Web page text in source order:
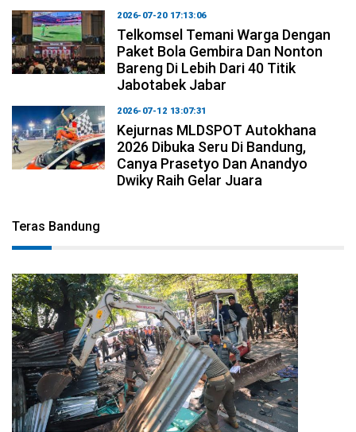
2026-07-20 17:13:06
Telkomsel Temani Warga Dengan
Paket Bola Gembira Dan Nonton
Bareng Di Lebih Dari 40 Titik
Jabotabek Jabar
2026-07-12 13:07:31
Kejurnas MLDSPOT Autokhana
2026 Dibuka Seru Di Bandung,
Canya Prasetyo Dan Anandyo
Dwiky Raih Gelar Juara
Teras Bandung
2026-08-06 17:34:08